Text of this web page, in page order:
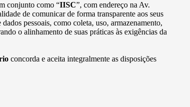
conjunto como “IISC”, com endereço na Av.
de comunicar de forma transparente aos seus
pessoais, como coleta, uso, armazenamento,
o alinhamento de suas práticas às exigências da
concorda e aceita integralmente as disposições